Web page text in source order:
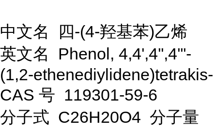
中文名 四-(4-羟基苯)乙烯
英文名 Phenol, 4,4',4'',4'''-
(1,2-ethenediylidene)tetrakis-
CAS 号 119301-59-6
分子式 C26H20O4 分子量